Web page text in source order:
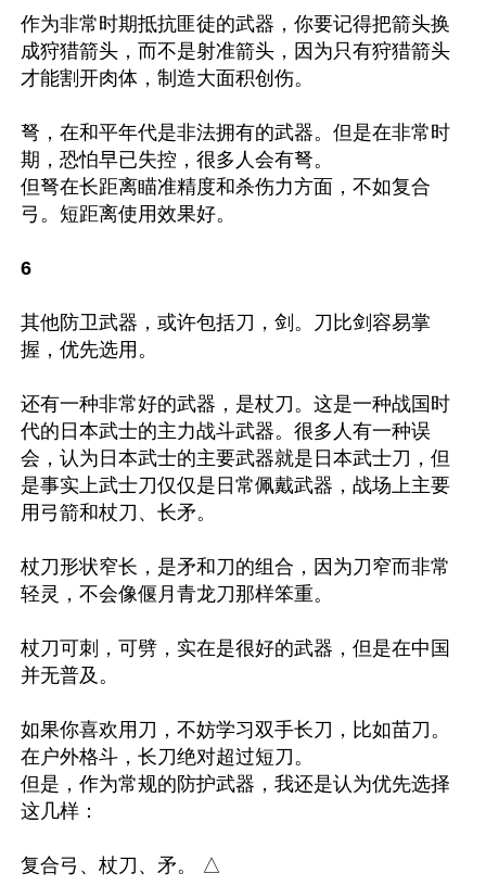
作为非常时期抵抗匪徒的武器，你要记得把箭头换
成狩猎箭头，而不是射准箭头，因为只有狩猎箭头
才能割开肉体，制造大面积创伤。
弩，在和平年代是非法拥有的武器。但是在非常时
期，恐怕早已失控，很多人会有弩。
但弩在长距离瞄准精度和杀伤力方面，不如复合
弓。短距离使用效果好。
6
其他防卫武器，或许包括刀，剑。刀比剑容易掌
握，优先选用。
还有一种非常好的武器，是杖刀。这是一种战国时
代的日本武士的主力战斗武器。很多人有一种误
会，认为日本武士的主要武器就是日本武士刀，但
是事实上武士刀仅仅是日常佩戴武器，战场上主要
用弓箭和杖刀、长矛。
杖刀形状窄长，是矛和刀的组合，因为刀窄而非常
轻灵，不会像偃月青龙刀那样笨重。
杖刀可刺，可劈，实在是很好的武器，但是在中国
并无普及。
如果你喜欢用刀，不妨学习双手长刀，比如苗刀。
在户外格斗，长刀绝对超过短刀。
但是，作为常规的防护武器，我还是认为优先选择
这几样：